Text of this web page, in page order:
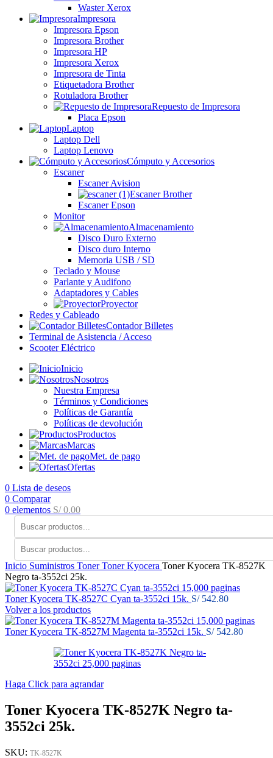
Waster Xerox
Impresora
Impresora Epson
Impresora Brother
Impresora HP
Impresora Xerox
Impresora de Tinta
Etiquetadora Brother
Rotuladora Brother
Repuesto de Impresora
Placa Epson
Laptop
Laptop Dell
Laptop Lenovo
Cómputo y Accesorios
Escaner
Escaner Avision
Escaner Brother
Escaner Epson
Monitor
Almacenamiento
Disco Duro Externo
Disco duro Interno
Memoria USB / SD
Teclado y Mouse
Parlante y Audifono
Adaptadores y Cables
Proyector
Redes y Cableado
Contador Billetes
Terminal de Asistencia / Acceso
Scooter Eléctrico
Inicio
Nosotros
Nuestra Empresa
Términos y Condiciones
Políticas de Garantía
Políticas de devolución
Productos
Marcas
Met. de pago
Ofertas
0 Lista de deseos
0 Comparar
0 elementos S/0.00
Inicio Suministros TonerToner Kyocera Toner Kyocera TK-8527K
Negro ta-3552ci 25k.
Toner Kyocera TK-8527C Cyan ta-3552ci 15k. S/542.80
Volver a los productos
Toner Kyocera TK-8527M Magenta ta-3552ci 15k. S/542.80
Haga Click para agrandar
Toner Kyocera TK-8527K Negro ta-
3552ci 25k.
SKU: TK-8527K